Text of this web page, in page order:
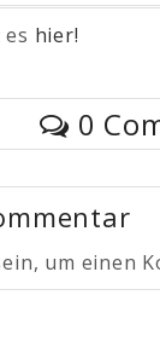
hier!
0
um einen